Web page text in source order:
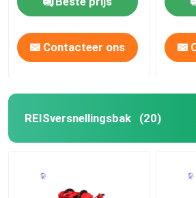
Contacteer ons
REISversnellingsbak (20)